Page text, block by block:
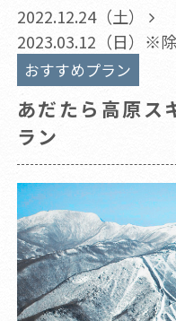
2022.12.24（土）
2023.03.12（日）※
おすすめプラン
あだたら高原ス
ラン